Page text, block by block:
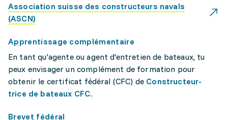
Association suisse des constructeurs navals
(ASCN)
Apprentissage complémentaire
En tant qu'agente ou agent d'entretien de bateaux, tu
peux envisager un complément de formation pour
obtenir le certificat fédéral (CFC) de Constructeur-
trice de bateaux CFC.
Brevet fédéral